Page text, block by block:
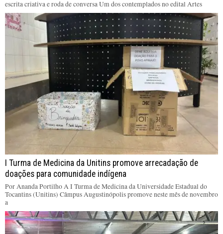
escrita criativa e roda de conversa Um dos contemplados no edital Artes
I Turma de Medicina da Unitins promove arrecadação de
doações para comunidade indígena
Por Ananda Portilho A I Turma de Medicina da Universidade Estadual do
Tocantins (Unitins) Câmpus Augustinópolis promove neste mês de novembro
a